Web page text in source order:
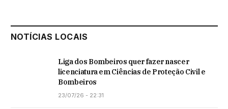
NOTÍCIAS LOCAIS
Liga dos Bombeiros quer fazer nascer
licenciatura em Ciências de Proteção Civil e
Bombeiros
23/07/26 - 22:31